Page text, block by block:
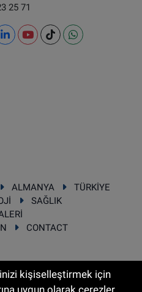
25 71
ALMANYA
TÜRKİYE
SAĞLIK
CONTACT
kişiselleştirmek için
uygun olarak çerezler